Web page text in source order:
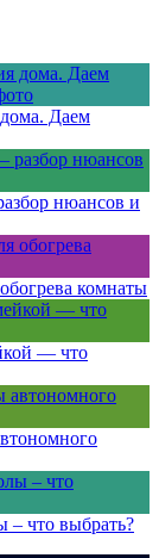
Даем
нюансов и
комнаты
— что
– что выбрать?